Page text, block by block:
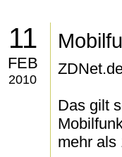
11
FEB
2010
Das gilt
mehr als